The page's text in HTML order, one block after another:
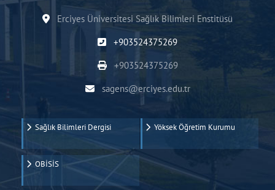
Erciyes Üniversitesi Sağlık Bilimleri Enstitüsü
+903524375269
+903524375269
sagens@erciyes.edu.tr
Sağlık Bilimleri Dergisi Yöksek Öğretim Kurumu
OBİSİS